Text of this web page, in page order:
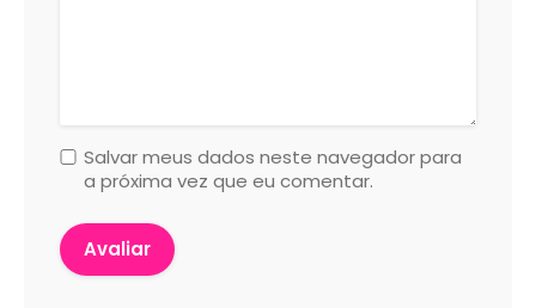
Salvar meus dados neste navegador para
a próxima vez que eu comentar.